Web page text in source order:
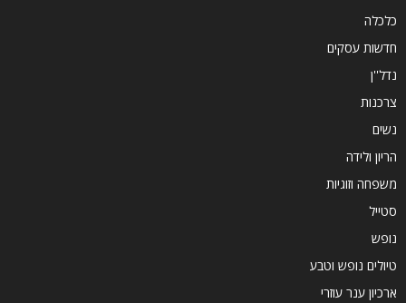
כלכלה
חדשות עסקים
נדל''ן
צרכנות
נשים
הריון ולידה
משפחה וזוגיות
סטייל
נופש
טיולים נופש וטבע
ארכיון ענר עוזרי